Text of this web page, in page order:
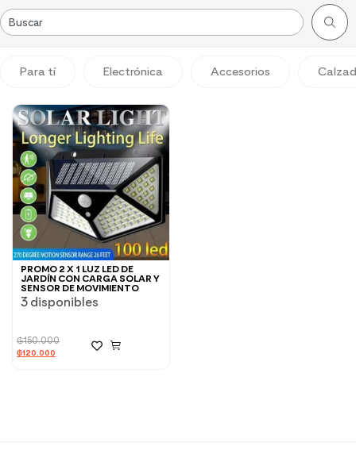
Para tí Electrónica Accesorios
PROMO 2 X 1 LUZ LED DE
JARDÍN CON CARGA SOLAR Y
SENSOR DE MOVIMIENTO
3 disponibles
₲150.000
₲120.000